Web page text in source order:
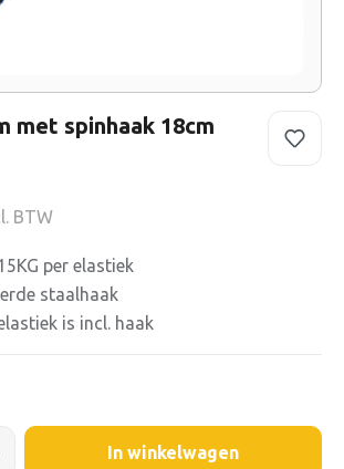
met spinhaak 18cm
BTW
per elastiek
staalhaak
is incl. haak
In winkelwagen